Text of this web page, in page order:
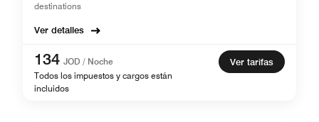
destinations
Ver detalles
134 JOD / Noche
Todos los impuestos y cargos están
incluidos
Ver tarifas